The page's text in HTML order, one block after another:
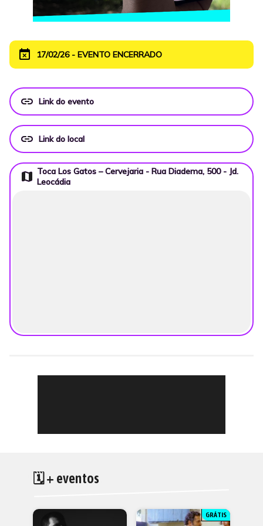
event_busy 17/02/26 - EVENTO ENCERRADO
link Link do evento
link Link do local
map Toca Los Gatos – Cervejaria - Rua Diadema, 500 - Jd.
Leocádia
🗓 + eventos
GRÁTIS